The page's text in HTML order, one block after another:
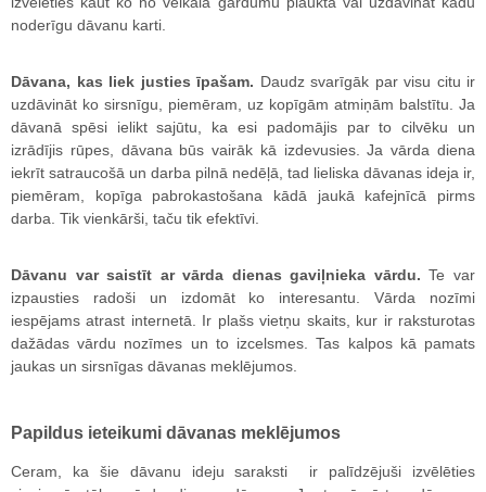
noderīgu dāvanu karti.
Dāvana, kas liek justies īpašam. Daudz svarīgāk par visu citu ir
uzdāvināt ko sirsnīgu, piemēram, uz kopīgām atmiņām balstītu. Ja
dāvanā spēsi ielikt sajūtu, ka esi padomājis par to cilvēku un
izrādījis rūpes, dāvana būs vairāk kā izdevusies. Ja vārda diena
iekrīt satraucošā un darba pilnā nedēļā, tad lieliska dāvanas ideja ir,
piemēram, kopīga pabrokastošana kādā jaukā kafejnīcā pirms
darba. Tik vienkārši, taču tik efektīvi.
Dāvanu var saistīt ar vārda dienas gaviļnieka vārdu. Te var
izpausties radoši un izdomāt ko interesantu. Vārda nozīmi
iespējams atrast internetā. Ir plašs vietņu skaits, kur ir raksturotas
dažādas vārdu nozīmes un to izcelsmes. Tas kalpos kā pamats
jaukas un sirsnīgas dāvanas meklējumos.
Papildus ieteikumi dāvanas meklējumos
Ceram, ka šie dāvanu ideju saraksti ir palīdzējuši izvēlēties